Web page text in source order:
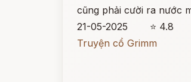
cũng phải cười ra nước
21-05-2025
⭐ 4.8
Truyện cổ Grimm